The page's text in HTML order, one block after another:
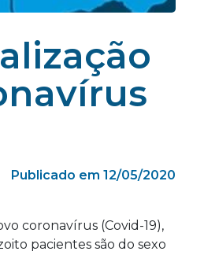
Publicado em 12/05/2020
coronavírus (Covid-19),
pacientes são do sexo